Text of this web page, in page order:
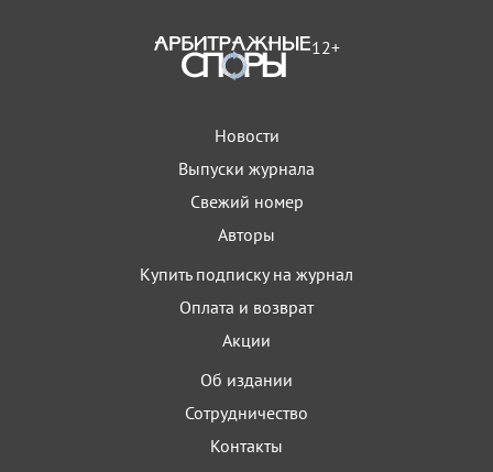
12+
Новости
Выпуски журнала
Свежий номер
Авторы
Купить подписку на журнал
Оплата и возврат
Акции
Об издании
Сотрудничество
Контакты